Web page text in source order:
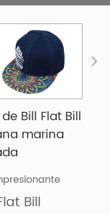
Bill Flat Bill
marina
Bill